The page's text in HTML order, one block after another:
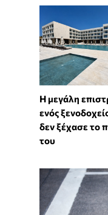
Η μεγάλη
ενός
δεν ξέχασε το
του